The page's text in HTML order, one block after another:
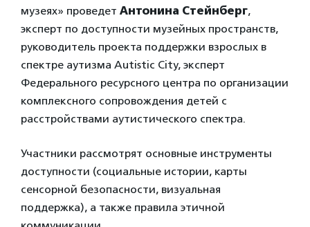
музеях» проведет Антонина Стейнберг,
эксперт по доступности музейных пространств,
руководитель проекта поддержки взрослых в
спектре аутизма Autistic Сity, эксперт
Федерального ресурсного центра по организации
комплексного сопровождения детей с
расстройствами аутистического спектра.
Участники рассмотрят основные инструменты
доступности (социальные истории, карты
сенсорной безопасности, визуальная
поддержка), а также правила этичной